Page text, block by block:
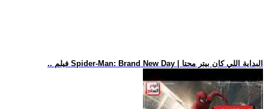
.. فيلم Spider-Man: Brand New Day | البداية اللي كان بيتر محتا